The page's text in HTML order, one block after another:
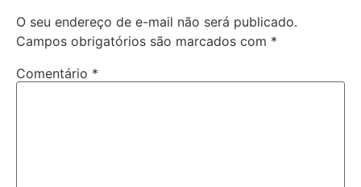
O seu endereço de e-mail não será publicado.
Campos obrigatórios são marcados com *
Comentário *